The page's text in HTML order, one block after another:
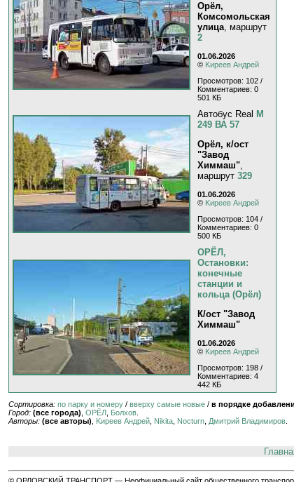
Орёл,
Комсомольская
улица, маршрут
2
01.06.2026
© Kиpeeв Aндpeй
Просмотров: 102 /
Комментариев: 0
501 КБ
Автобус Real М
249 ВА 57
Орёл, к/ост
"Завод
Химмаш",
маршрут 329
01.06.2026
© Kиpeeв Aндpeй
Просмотров: 104 /
Комментариев: 0
500 КБ
ОРЁЛ,
Остановки:
конечные
станции и
кольца (Орёл)
К/ост "Завод
Химмаш"
01.06.2026
© Kиpeeв Aндpeй
Просмотров: 198 /
Комментариев: 4
442 КБ
Сортировка: по парку и номеру / вверху самые новые / в порядке
Город: (все города), ОРЁЛ, Болхов.
Авторы: (все авторы), Kиpeeв Aндpeй, Nikita, Nocturn, Дмитрий Владимиров.